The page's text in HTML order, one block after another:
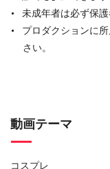
未成年者は必ず保
プロダクションに
さい。
動画テーマ
コスプレ